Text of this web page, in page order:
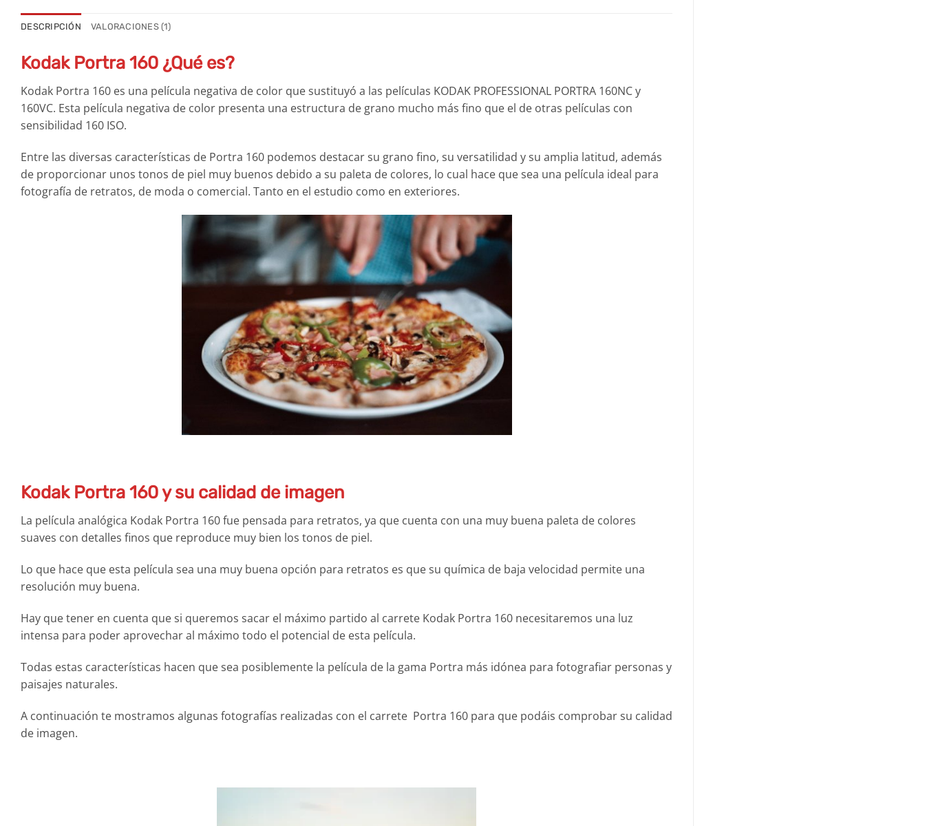
DESCRIPCIÓN VALORACIONES (1)
Kodak Portra 160 ¿Qué es?
Kodak Portra 160 es una película negativa de color que sustituyó a las películas KODAK PROFESSIONAL PORTRA 160NC y
160VC. Esta película negativa de color presenta una estructura de grano mucho más fino que el de otras películas con
sensibilidad 160 ISO.
Entre las diversas características de Portra 160 podemos destacar su grano fino, su versatilidad y su amplia latitud, además
de proporcionar unos tonos de piel muy buenos debido a su paleta de colores, lo cual hace que sea una película ideal para
fotografía de retratos, de moda o comercial. Tanto en el estudio como en exteriores.
Kodak Portra 160 y su calidad de imagen
La película analógica Kodak Portra 160 fue pensada para retratos, ya que cuenta con una muy buena paleta de colores
suaves con detalles finos que reproduce muy bien los tonos de piel.
Lo que hace que esta película sea una muy buena opción para retratos es que su química de baja velocidad permite una
resolución muy buena.
Hay que tener en cuenta que si queremos sacar el máximo partido al carrete Kodak Portra 160 necesitaremos una luz
intensa para poder aprovechar al máximo todo el potencial de esta película.
Todas estas características hacen que sea posiblemente la película de la gama Portra más idónea para fotografiar personas y
paisajes naturales.
A continuación te mostramos algunas fotografías realizadas con el carrete Portra 160 para que podáis comprobar su calidad
de imagen.